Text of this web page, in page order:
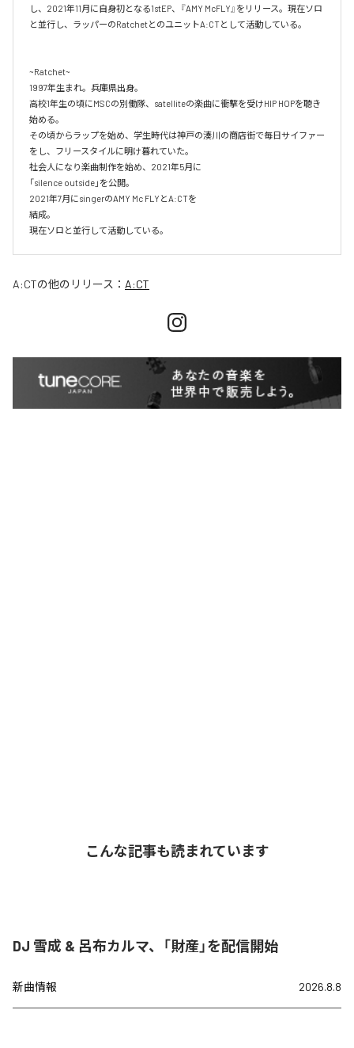
し、2021年11月に自身初となる1stEP、『AMY McFLY』をリリース。現在ソロ
と並行し、ラッパーのRatchetとのユニットA:CTとして活動している。
~Ratchet~
1997年生まれ。兵庫県出身。
高校1年生の頃にMSCの別働隊、satelliteの楽曲に衝撃を受けHIP HOPを聴き
始める。
その頃からラップを始め、学生時代は神戸の湊川の商店街で毎日サイファー
をし、フリースタイルに明け暮れていた。
社会人になり楽曲制作を始め、2021年5月に
「silence outside」を公開。
2021年7月にsingerのAMY Mc FLYとA:CTを
結成。
現在ソロと並行して活動している。
A:CTの他のリリース： A:CT
こんな記事も読まれています
DJ 雪成 & 呂布カルマ、「財産」を配信開始
新曲情報 2026.8.8